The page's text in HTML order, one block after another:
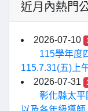
近月內熱門
2026-07-10
115學年度
115.7.31(五)上
2026-07-31
彰化縣太